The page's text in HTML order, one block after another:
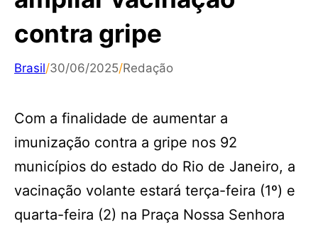
contra gripe
Brasil/30/06/2025/Redação
Com a finalidade de aumentar a
imunização contra a gripe nos 92
municípios do estado do Rio de Janeiro, a
vacinação volante estará terça-feira (1º) e
quarta-feira (2) na Praça Nossa Senhora